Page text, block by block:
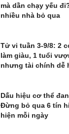
mà dần chạy yếu
nhiều nhà bỏ qua
Tử vi tuần 3-9/8: 2
làm giàu, 1 tuổi
nhưng tài chính dễ
Dấu hiệu cơ thể
Đừng bỏ qua 6 tín
hiện mỗi ngày